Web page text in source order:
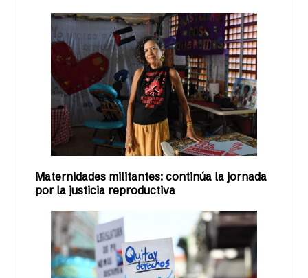
Maternidades militantes: continúa la jornada
por la justicia reproductiva